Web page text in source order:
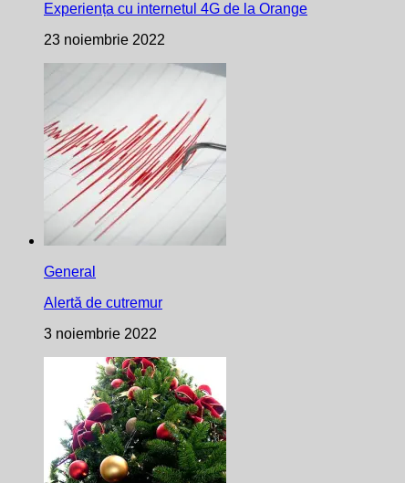
Experiența cu internetul 4G de la Orange
23 noiembrie 2022
General
Alertă de cutremur
3 noiembrie 2022